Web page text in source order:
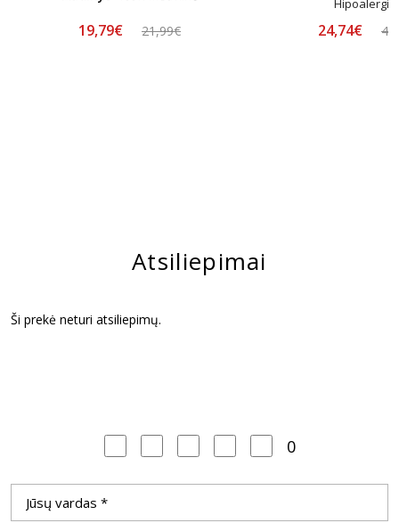
19,79€ 21,99€ 24,74€
Atsiliepimai
Ši prekė neturi atsiliepimų.
0